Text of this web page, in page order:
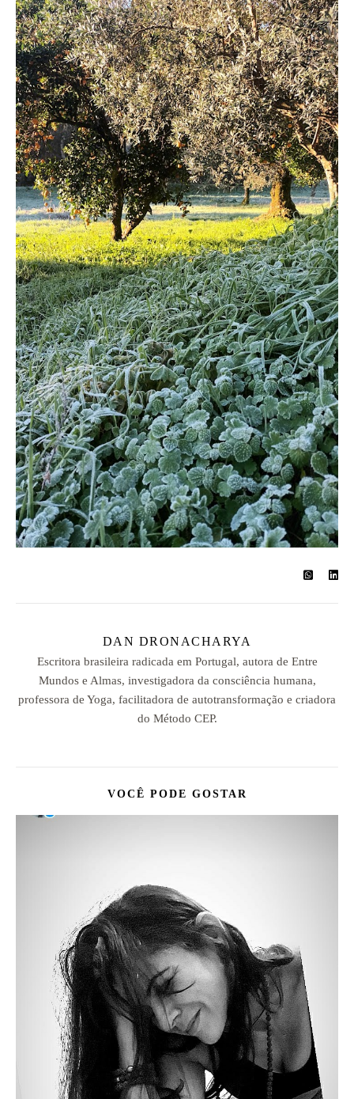
DAN DRONACHARYA
Escritora brasileira radicada em Portugal, autora de Entre
Mundos e Almas, investigadora da consciência humana,
professora de Yoga, facilitadora de autotransformação e criadora
do Método CEP.
VOCÊ PODE GOSTAR